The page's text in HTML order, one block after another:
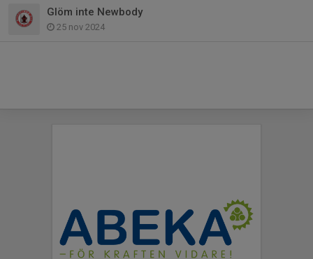
Glöm inte Newbody
25 nov 2024